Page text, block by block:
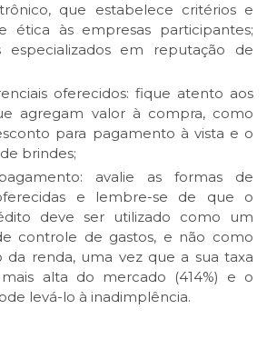
que estabelece critérios e
ética às empresas participantes;
especializados em reputação de
oferecidos: fique atento aos
agregam valor à compra, como
para pagamento à vista e o
brindes;
avalie as formas de
e lembre-se de que o
deve ser utilizado como um
controle de gastos, e não como
renda, uma vez que a sua taxa
alta do mercado (414%) e o
levá-lo à inadimplência.